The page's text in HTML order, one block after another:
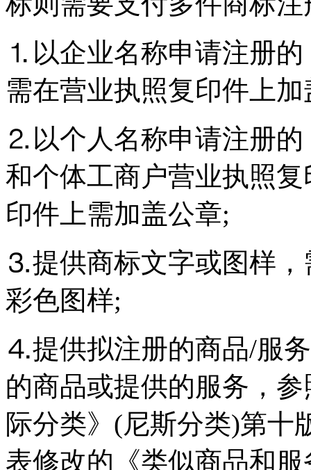
⒈以企业名称申请注册
需在营业执照复印件上
⒉以个人名称申请注册的
和个体工商户营业执照
印件上需加盖公章;
⒊提供商标文字或图样
彩色图样;
⒋提供拟注册的商品/服
的商品或提供的服务，
际分类》(尼斯分类)第十
表修改的《类似商品和